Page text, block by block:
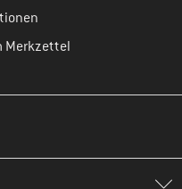
Merkzettel